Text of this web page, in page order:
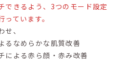
できるよう、3つのモード設定
ています。
、
るなめらかな肌質改善
による赤ら顔・赤み改善